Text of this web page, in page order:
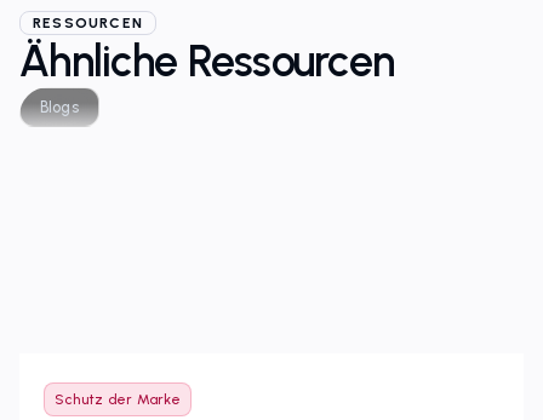
RESSOURCEN
Ähnliche Ressourcen
Blogs
Schutz der Marke